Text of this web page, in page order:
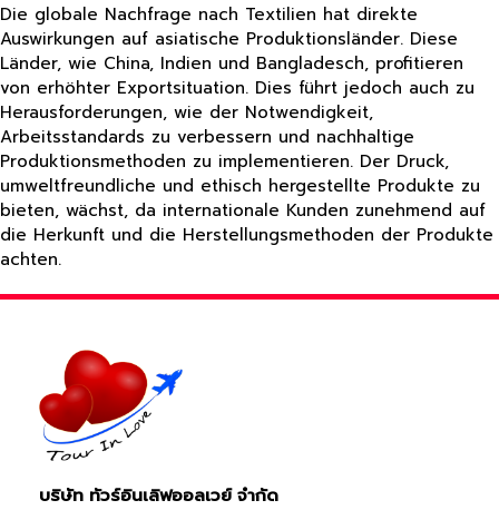
Die globale Nachfrage nach Textilien hat direkte
Auswirkungen auf asiatische Produktionsländer. Diese
Länder, wie China, Indien und Bangladesch, profitieren
von erhöhter Exportsituation. Dies führt jedoch auch zu
Herausforderungen, wie der Notwendigkeit,
Arbeitsstandards zu verbessern und nachhaltige
Produktionsmethoden zu implementieren. Der Druck,
umweltfreundliche und ethisch hergestellte Produkte zu
bieten, wächst, da internationale Kunden zunehmend auf
die Herkunft und die Herstellungsmethoden der Produkte
achten.
บริษัท ทัวร์อินเลิฟออลเวย์ จำกัด